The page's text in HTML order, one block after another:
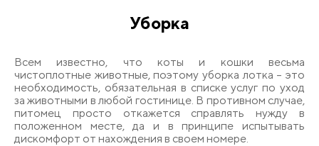
Уборка
Всем известно, что коты и кошки весьма
чистоплотные животные, поэтому уборка лотка – это
необходимость, обязательная в списке услуг по уход
за животными в любой гостинице. В противном случае,
питомец просто откажется справлять нужду в
положенном месте, да и в принципе испытывать
дискомфорт от нахождения в своем номере.